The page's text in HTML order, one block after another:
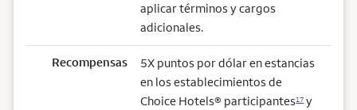
aplicar términos y cargos
adicionales.
Recompensas
5X puntos por dólar en estancias
en los establecimientos de
Choice Hotels® participantes17y